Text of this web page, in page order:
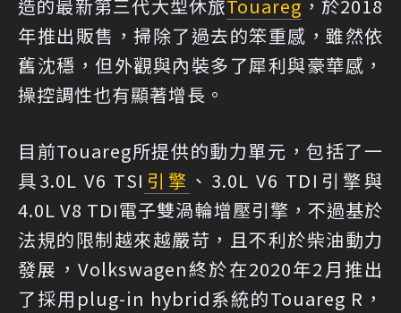
造的最新第三代大型休旅Touareg ，於2018
年推出販售，掃除了過去的笨重感，雖然依
舊沈穩，但外觀與內裝多了犀利與豪華感，
操控調性也有顯著增長。
目前Touareg所提供的動力單元，包括了一
具3.0L V6 TSI 引擎 、3.0L V6 TDI引擎與
4.0L V8 TDI電子雙渦輪增壓引擎，不過基於
法規的限制越來越嚴苛，且不利於柴油動力
發展，Volkswagen終於在2020年2月推出
了採用plug-in hybrid系統的Touareg R，